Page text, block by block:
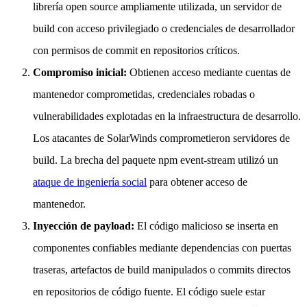
librería open source ampliamente utilizada, un servidor de
build con acceso privilegiado o credenciales de desarrollador
con permisos de commit en repositorios críticos.
Compromiso inicial: Obtienen acceso mediante cuentas de
mantenedor comprometidas, credenciales robadas o
vulnerabilidades explotadas en la infraestructura de desarrollo.
Los atacantes de SolarWinds comprometieron servidores de
build. La brecha del paquete npm event-stream utilizó un
ataque de ingeniería social para obtener acceso de
mantenedor.
Inyección de payload: El código malicioso se inserta en
componentes confiables mediante dependencias con puertas
traseras, artefactos de build manipulados o commits directos
en repositorios de código fuente. El código suele estar